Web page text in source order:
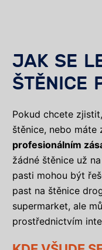
JAK SE
ŠTĚNICE
Pokud chcete
štěnice, nebo máte
profesionálním
žádné štěnice už
pasti mohou být
past na štěnice
supermarket, ale
prostřednictvím